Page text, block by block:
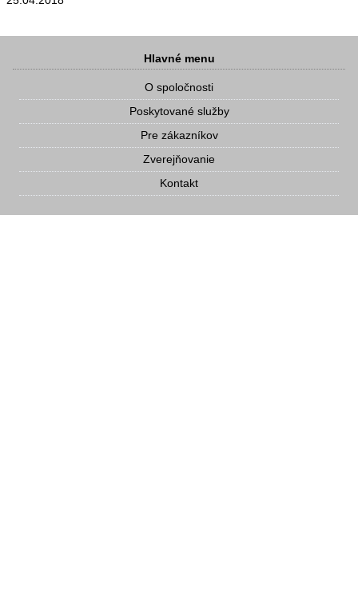
Hlavné menu
O spoločnosti
Poskytované služby
Pre zákazníkov
Zverejňovanie
Kontakt